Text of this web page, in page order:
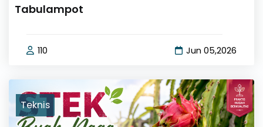
Tabulampot
110 Jun 05,2026
Teknis